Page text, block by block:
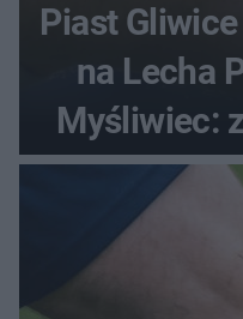
Piast
na Lecha
Myśliwiec: